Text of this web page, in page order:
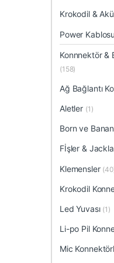
Krokodil &
Power Kablosu
Konnnektör &
(158)
Ağ Bağlantı
Aletler (1)
Born ve
Fİşler &
Klemensler
Krokodil
Led Yuvası (1)
Li-po Pil
Mic